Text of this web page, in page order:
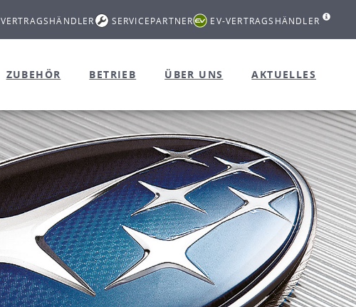
VERTRAGSHÄNDLER SERVICEPARTNER EV-VERTRAGSHÄNDLER
ZUBEHÖR BETRIEB ÜBER UNS AKTUELLES